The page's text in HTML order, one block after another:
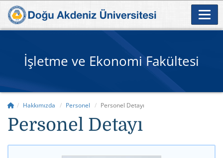
İşletme ve Ekonomi Fakültesi
Hakkımızda Personel Personel Detayı
Personel Detayı